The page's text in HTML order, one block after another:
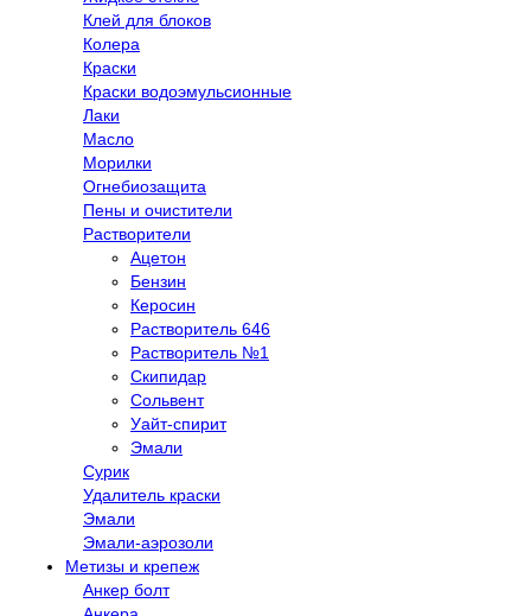
Клей для блоков
Колера
Краски
Краски водоэмульсионные
Лаки
Масло
Морилки
Огнебиозащита
Пены и очистители
Растворители
Ацетон
Бензин
Керосин
Растворитель 646
Растворитель №1
Скипидар
Сольвент
Уайт-спирит
Эмали
Сурик
Удалитель краски
Эмали
Эмали-аэрозоли
Метизы и крепеж
Анкер болт